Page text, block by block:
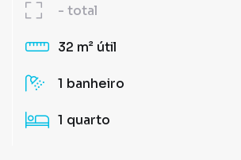
- total
32 m² útil
1 banheiro
1 quarto